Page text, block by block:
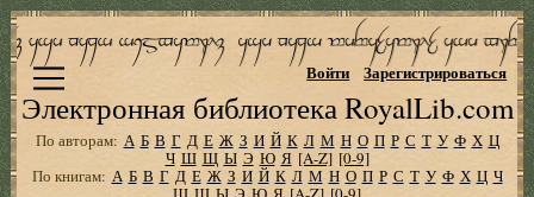
Электронная библиотека RoyalLib.com
Войти Зарегистрироваться
По авторам: А Б В Г Д Е Ж З И Й К Л М Н О П Р С Т У Ф Х Ц
Ч Ш Щ Ы Э Ю Я [A-Z] [0-9]
По книгам: А Б В Г Д Е Ж З И Й К Л М Н О П Р С Т У Ф Х Ц Ч